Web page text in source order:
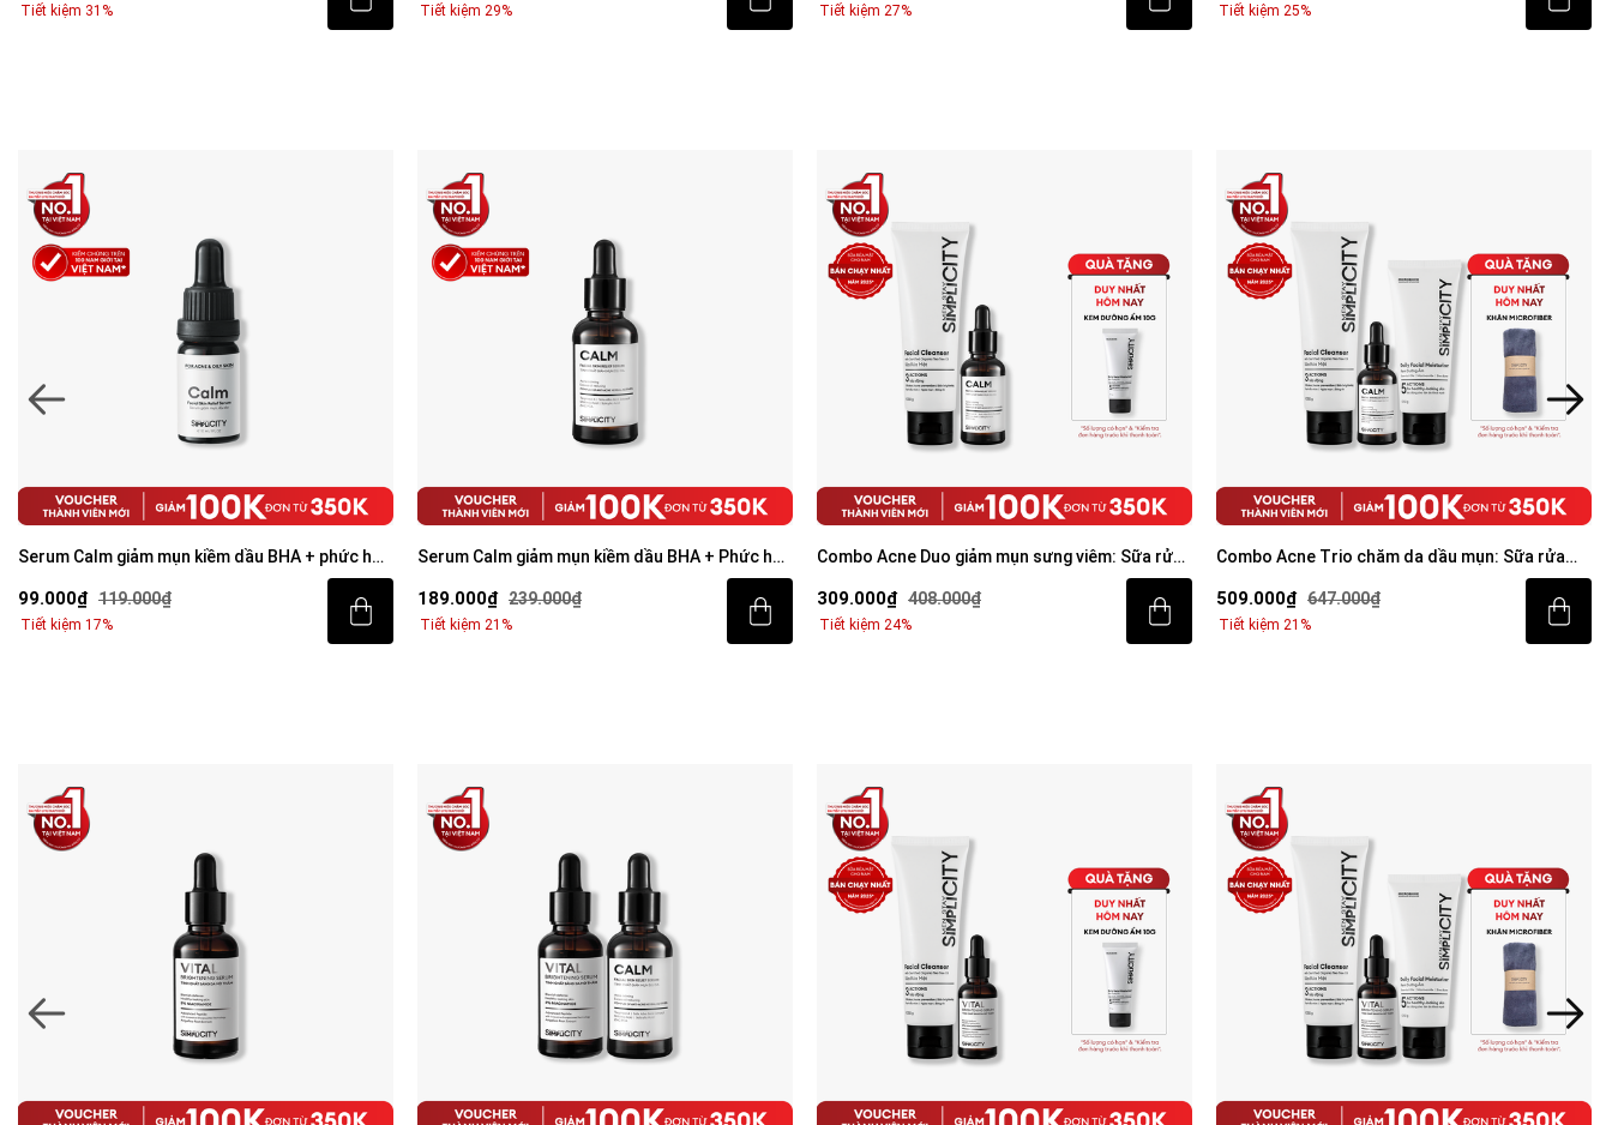
Tiết kiệm 31% Tiết kiệm 29% Tiết kiệm 27% Tiết kiệm 25%
Serum Calm giảm mụn kiềm dầu BHA + phức hợp
99.000₫ 119.000₫
Tiết kiệm 17%
Serum Calm giảm mụn kiềm dầu BHA + Phức hợp
189.000₫ 239.000₫
Tiết kiệm 21%
Combo Acne Duo giảm mụn sưng viêm: Sữa rửa
309.000₫ 408.000₫
Tiết kiệm 24%
Combo Acne Trio chăm da dầu mụn: Sữa rửa
mặt 100g, Serum Calm 30ml, Kem dưỡng ẩm 80g
509.000₫ 647.000₫
Tiết kiệm 21%